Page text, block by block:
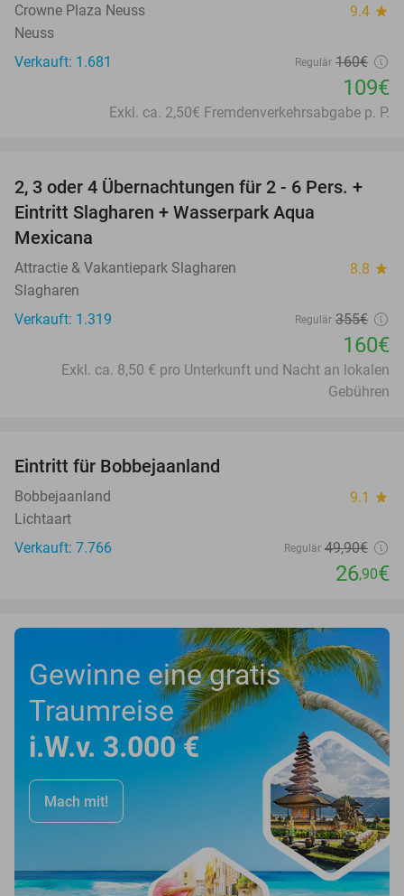
Crowne Plaza Neuss 9.4 star
Neuss
Verkauft: 1.681
Regulär 160€
109€
Exkl. ca. 2,50€ Fremdenverkehrsabgabe p. P.
55%
2, 3 oder 4 Übernachtungen für 2 - 6 Pers. +
Eintritt Slagharen + Wasserpark Aqua
Mexicana
Attractie & Vakantiepark Slagharen 8.8 star
Slagharen
Verkauft: 1.319
Regulär 355€
160€
Exkl. ca. 8,50 € pro Unterkunft und Nacht an lokalen
Gebühren
Eintritt für Bobbejaanland
Bobbejaanland 9.1 star
Lichtaart
Verkauft: 7.766
Regulär 49,90€
26,90€
Gewinne eine gratis
Traumreise
i.W.v. 3.000 €
Mach mit!